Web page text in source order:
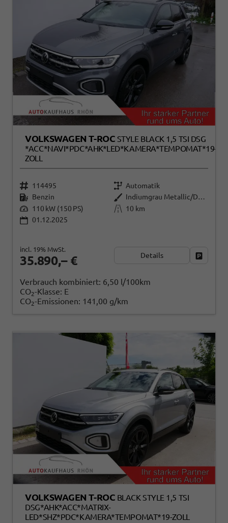
VOLKSWAGEN T-ROC STYLE BLACK 1,5 TSI DSG
*ACC*NAVI*PDC*AHK*LED*KAMERA*TEMPOMAT*19-
ZOLL
114495
Automatik
Benzin
Indiumgrau Metallic/Dach schwarz
110 kW (150 PS)
10 km
01.12.2025
35.890,– €
incl. 19% MwSt.
Details
Verbrauch kombiniert: 6,50 l/100km
CO2-Klasse: E
CO2-Emissionen: 141,00 g/km
VOLKSWAGEN T-ROC BLACK STYLE 1,5 TSI
DSG*AHK*ACC*MATRIX-
LED*SHZ*PDC*KAMERA*TEMPOMAT*19-ZOLL